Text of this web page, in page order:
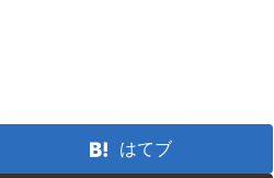
はてブ